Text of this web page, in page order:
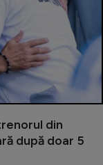
din
după doar 5